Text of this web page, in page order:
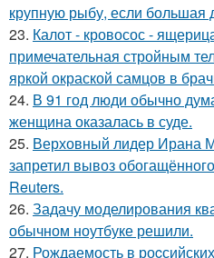
крупную рыбу, если большая
23. Калот - кровосос -
примечательная стройным
яркой окраской самцов в
24. В 91 год люди обычно
женщина оказалась в суде.
25. Верховный лидер Ирана
запретил вывоз
Reuters.
26. Задачу моделирования
обычном ноутбуке решили.
27. Рождаемость в